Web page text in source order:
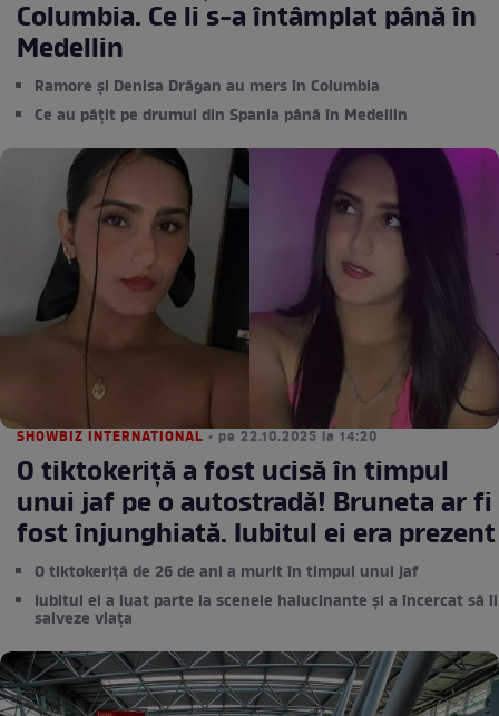
Columbia. Ce li s-a întâmplat până în
Medellin
Ramore și Denisa Drăgan au mers în Columbia
Ce au pățit pe drumul din Spania până în Medellin
SHOWBIZ INTERNATIONAL • pe 22.10.2025 la 14:20
O tiktokeriță a fost ucisă în timpul
unui jaf pe o autostradă! Bruneta ar fi
fost înjunghiată. Iubitul ei era prezent
O tiktokeriță de 26 de ani a murit în timpul unui jaf
Iubitul ei a luat parte la scenele halucinante și a încercat să îi
salveze viața